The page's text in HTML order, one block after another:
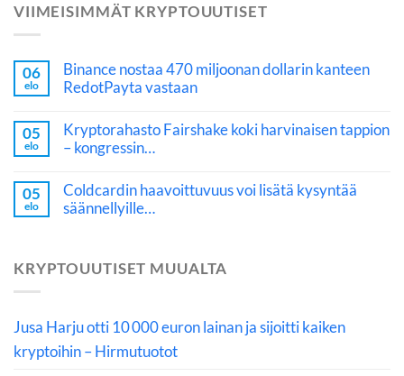
VIIMEISIMMÄT KRYPTOUUTISET
06
elo
Binance nostaa 470 miljoonan dollarin kanteen
RedotPayta vastaan
05
elo
Kryptorahasto Fairshake koki harvinaisen tappion
– kongressin…
05
elo
Coldcardin haavoittuvuus voi lisätä kysyntää
säännellyille…
KRYPTOUUTISET MUUALTA
Jusa Harju otti 10 000 euron lainan ja sijoitti kaiken
kryptoihin – Hirmutuotot